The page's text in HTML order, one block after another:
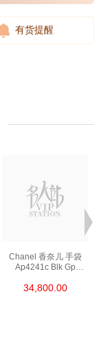
有货提醒
Chanel 香奈儿 手袋
Ap4241c Blk Gp
34,800.00